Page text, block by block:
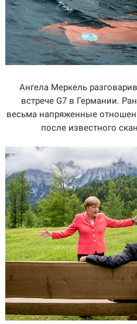
Ангела Меркель
встрече G7 в Германии.
весьма напряженные
после известного